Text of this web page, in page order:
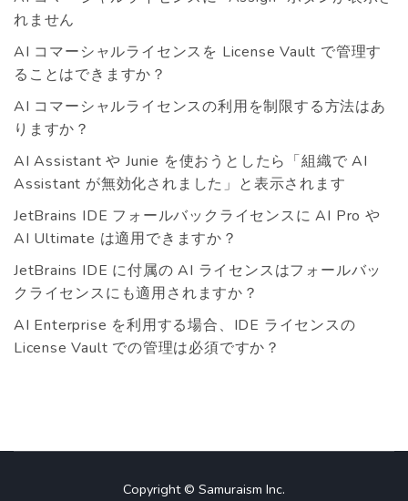
れません
AI コマーシャルライセンスを License Vault で管理す
ることはできますか？
AI コマーシャルライセンスの利用を制限する方法はあ
りますか？
AI Assistant や Junie を使おうとしたら「組織で AI
Assistant が無効化されました」と表示されます
JetBrains IDE フォールバックライセンスに AI Pro や
AI Ultimate は適用できますか？
JetBrains IDE に付属の AI ライセンスはフォールバッ
クライセンスにも適用されますか？
AI Enterprise を利用する場合、IDE ライセンスの
License Vault での管理は必須ですか？
Copyright © Samuraism Inc.